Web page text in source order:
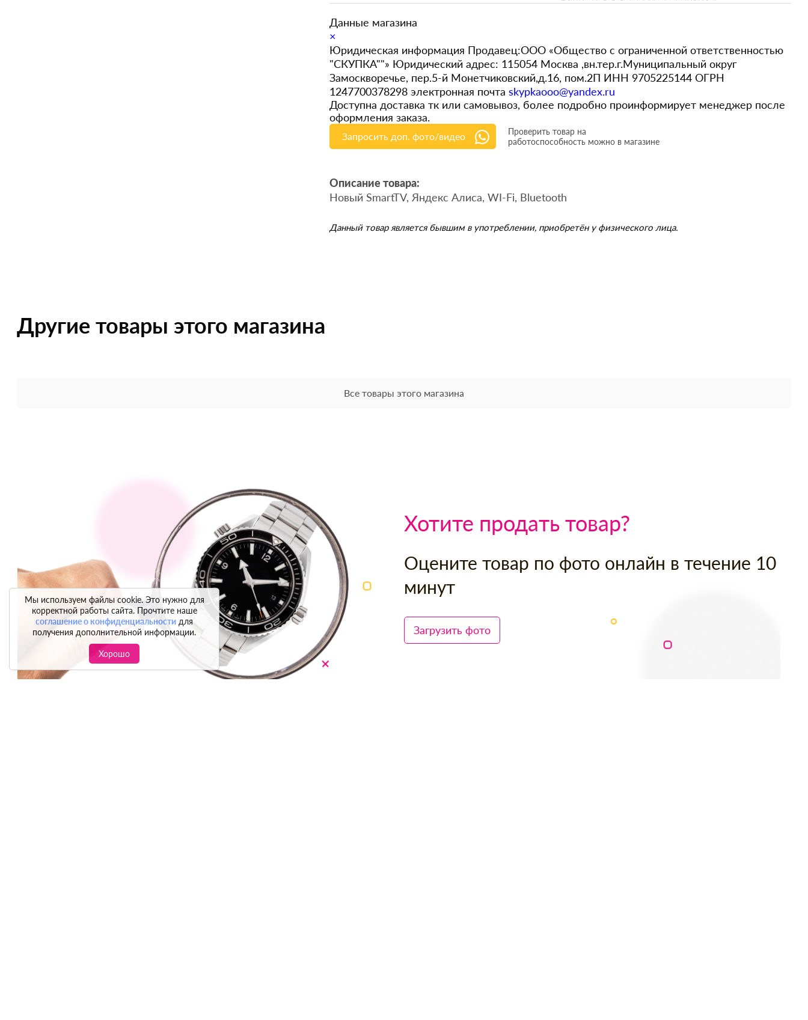
Данные магазина
×
Юридическая информация Продавец:ООО «Общество с ограниченной ответственностью
"СКУПКА""» Юридический адрес: 115054 Москва ,вн.тер.г.Муниципальный округ
Замоскворечье, пер.5-й Монетчиковский,д.16, пом.2П ИНН 9705225144 ОГРН
1247700378298 электронная почта skypkaooo@yandex.ru
Доступна доставка тк или самовывоз, более подробно проинформирует менеджер после
оформления заказа.
Запросить доп. фото/видео
Проверить товар на
работоспособность можно в магазине
Описание товара:
Новый SmartTV, Яндекс Алиса, WI-Fi, Bluetooth
Данный товар является бывшим в употреблении, приобретён у физического лица.
Другие товары этого магазина
Все товары этого магазина
Хотите продать товар?
Оцените товар по фото онлайн в течение 10
минут
Загрузить фото
Мы используем файлы cookie. Это нужно для
корректной работы сайта. Прочтите наше
соглашение о конфиденциальности для
получения дополнительной информации.
Хорошо